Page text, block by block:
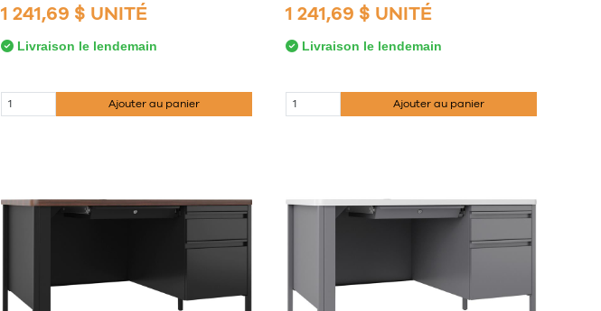
1 241,69 $ UNITÉ
Livraison le lendemain
Ajouter au panier
1 241,69 $ UNITÉ
Livraison le lendemain
Ajouter au panier